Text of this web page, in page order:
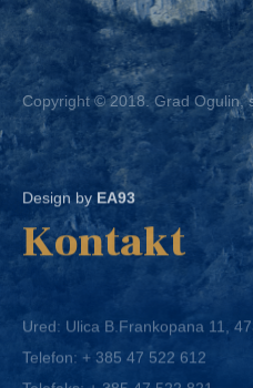
Copyright © 2018. Grad Ogulin,
Design by EA93
Kontakt
Ured: Ulica B.Frankopana 11,
Telefon:+ 385 47 522 612
Telefaks: + 385 47 522 821
E-mail:grad-ogulin@ogulin.hr